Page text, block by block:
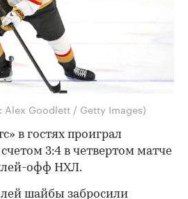
Alex Goodlett / Getty Images)
в гостях проиграл
3:4 в четвертом матче
офф НХЛ.
шайбы забросили